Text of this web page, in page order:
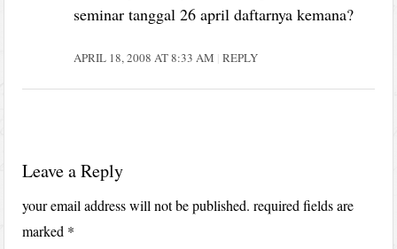
seminar tanggal 26 april daftarnya kemana?
APRIL 18, 2008 AT 8:33 AM REPLY
Leave a Reply
your email address will not be published. required fields are
marked *